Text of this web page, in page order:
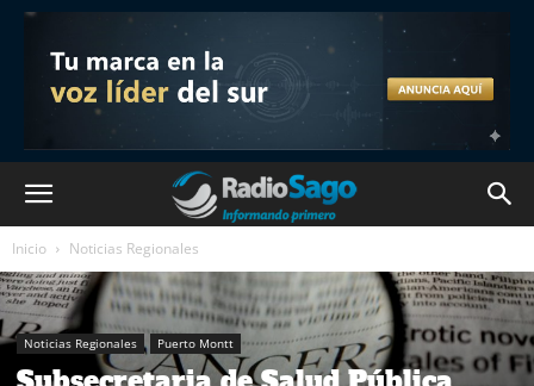
Inicio Noticias Regionales
Noticias Regionales Puerto Montt